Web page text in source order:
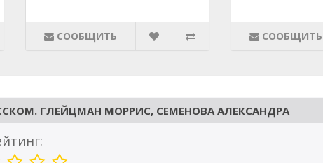
СООБЩИТЬ СООБЩИТЬ
ГЛЕЙЦМАН МОРРИС, СЕМЕНОВА АЛЕКСАНДРА